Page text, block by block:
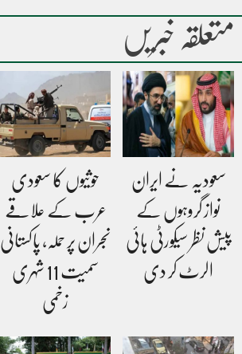
متعلقہ خبریں
سعودیہ نے ایران
نواز گروہوں کے
پیش نظر سیکورٹی ہائی
الرٹ کر دی
حوثیوں کا سعودی
عرب کے علاقے
نجران پر حملہ، پاکستانی
سمیت 11 شہری
زخمی